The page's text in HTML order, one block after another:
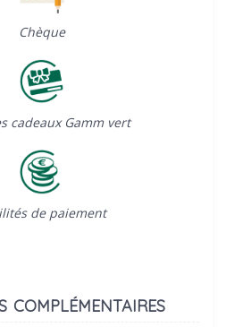
Chèque
cadeaux Gamm vert
de paiement